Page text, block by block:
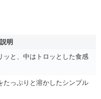
説明
ッと、中はトロッとした食感
たっぷりと溶かしたシンプル